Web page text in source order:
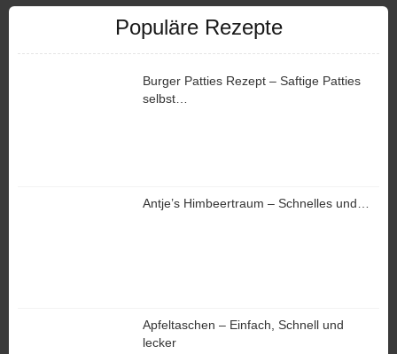
Populäre Rezepte
Burger Patties Rezept – Saftige Patties
selbst…
Antje’s Himbeertraum – Schnelles und…
Apfeltaschen – Einfach, Schnell und
lecker